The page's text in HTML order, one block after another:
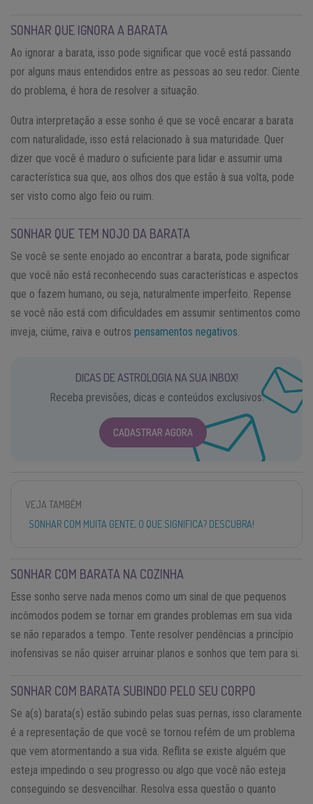
SONHAR QUE IGNORA A BARATA
Ao ignorar a barata, isso pode significar que você está passando
por alguns maus entendidos entre as pessoas ao seu redor. Ciente
do problema, é hora de resolver a situação.
Outra interpretação a esse sonho é que se você encarar a barata
com naturalidade, isso está relacionado à sua maturidade. Quer
dizer que você é maduro o suficiente para lidar e assumir uma
característica sua que, aos olhos dos que estão à sua volta, pode
ser visto como algo feio ou ruim.
SONHAR QUE TEM NOJO DA BARATA
Se você se sente enojado ao encontrar a barata, pode significar
que você não está reconhecendo suas características e aspectos
que o fazem humano, ou seja, naturalmente imperfeito. Repense
se você não está com dificuldades em assumir sentimentos como
inveja, ciúme, raiva e outros pensamentos negativos
DICAS DE ASTROLOGIA NA SUA INBOX!
Receba previsões, dicas e conteúdos exclusivos.
CADASTRAR AGORA
VEJA TAMBÉM
SONHAR COM MUITA GENTE, O QUE SIGNIFICA? DESCUBRA!
SONHAR COM BARATA NA COZINHA
Esse sonho serve nada menos como um sinal de que pequenos
incômodos podem se tornar em grandes problemas em sua vida
se não reparados a tempo. Tente resolver pendências a princípio
inofensivas se não quiser arruinar planos e sonhos que tem para si.
SONHAR COM BARATA SUBINDO PELO SEU CORPO
Se a(s) barata(s) estão subindo pelas suas pernas, isso claramente
é a representação de que você se tornou refém de um problema
que vem atormentando a sua vida. Reflita se existe alguém que
esteja impedindo o seu progresso ou algo que você não esteja
conseguindo se desvencilhar. Resolva essa questão o quanto